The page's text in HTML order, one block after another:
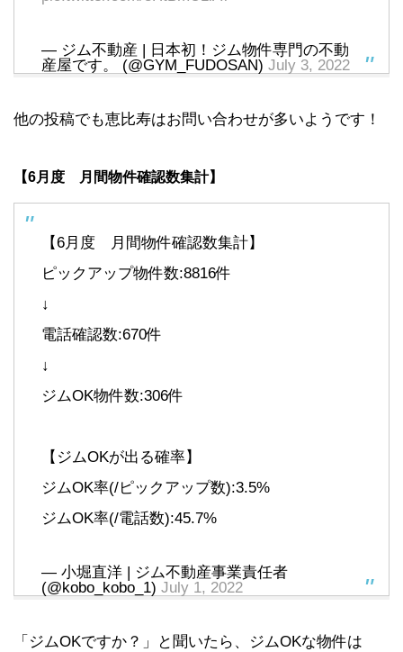
— ジム不動産 | 日本初！ジム物件専門の不動
産屋です。 (@GYM_FUDOSAN) July 3, 2022
他の投稿でも恵比寿はお問い合わせが多いようです！
【6月度 月間物件確認数集計】
【6月度 月間物件確認数集計】
ピックアップ物件数:8816件
↓
電話確認数:670件
↓
ジムOK物件数:306件
【ジムOKが出る確率】
ジムOK率(/ピックアップ数):3.5%
ジムOK率(/電話数):45.7%
— 小堀直洋 | ジム不動産事業責任者
(@kobo_kobo_1) July 1, 2022
「ジムOKですか？」と聞いたら、ジムOKな物件は